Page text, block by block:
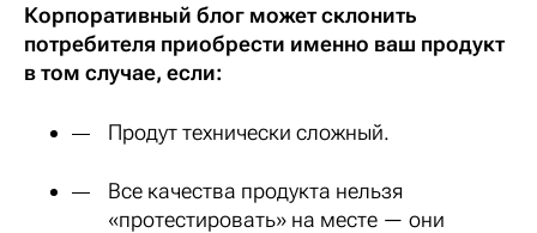
Корпоративный блог может склонить
потребителя приобрести именно ваш продукт
в том случае, если:
Продут технически сложный.
Все качества продукта нельзя
«протестировать» на месте — они